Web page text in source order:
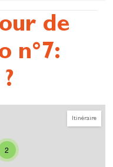
de
n°7:
Itinéraire
2